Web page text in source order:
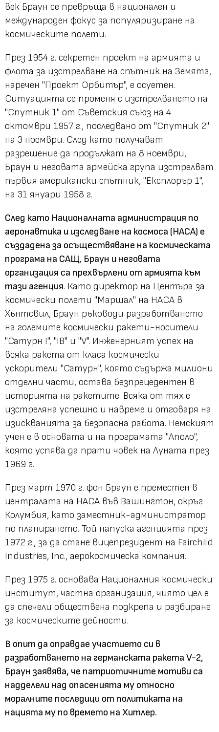
век Браун се превръща в национален и
международен фокус за популяризиране на
космическите полети.
През 1954 г. секретен проект на армията и
флота за изстрелване на спътник на Земята,
наречен "Проект Орбитър", е осуетен.
Ситуацията се променя с изстрелването на
"Спутник 1" от Съветския съюз на 4
октомври 1957 г., последвано от "Спутник 2"
на 3 ноември. След като получават
разрешение да продължат на 8 ноември,
Браун и неговата армейска група изстрелват
първия американски спътник, "Експлорър 1",
на 31 януари 1958 г.
След като Националната администрация по
аеронавтика и изследване на космоса (НАСА) е
създадена за осъществяване на космическата
програма на САЩ, Браун и неговата
организация са прехвърлени от армията към
тази агенция. Като директор на Центъра за
космически полети "Маршал" на НАСА в
Хънтсвил, Браун ръководи разработването
на големите космически ракети-носители
"Сатурн I", "IB" и "V". Инженерният успех на
всяка ракета от класа космически
ускорители "Сатурн", която съдържа милиони
отделни части, остава безпрецедентен в
историята на ракетите. Всяка от тях е
изстреляна успешно и навреме и отговаря на
изискванията за безопасна работа. Немският
учен е в основата и на програмата "Аполо",
която успява да прати човек на Луната през
1969 г.
През март 1970 г. фон Браун е преместен в
централата на НАСА във Вашингтон, окръг
Колумбия, като заместник-администратор
по планирането. Той напуска агенцията през
1972 г., за да стане вицепрезидент на Fairchild
Industries, Inc., аерокосмическа компания.
През 1975 г. основава Националния космически
институт, частна организация, чиято цел е
да спечели обществена подкрепа и разбиране
за космическите дейности.
В опит да оправдае участието си в
разработването на германската ракета V-2,
Браун заявява, че патриотичните мотиви са
надделели над опасенията му относно
моралните последици от политиката на
нацията му по времето на Хитлер.